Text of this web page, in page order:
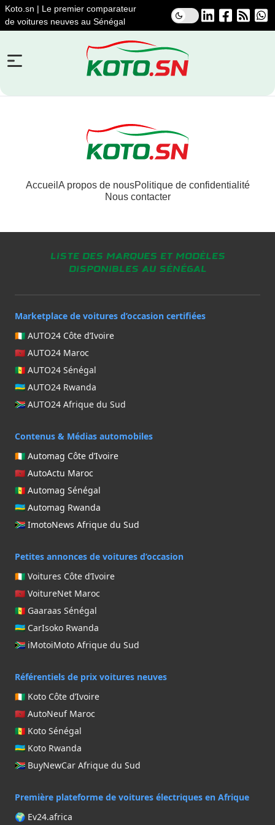
Koto.sn | Le premier comparateur
de voitures neuves au Sénégal
Accueil A propos de nousPolitique de confidentialité
Nous contacter
Liste des marques et modèles
disponibles au Sénégal
Marketplace de voitures d’occasion certifiées
🇨🇮 AUTO24 Côte d’Ivoire
🇲🇦 AUTO24 Maroc
🇸🇳 AUTO24 Sénégal
🇷🇼 AUTO24 Rwanda
🇿🇦 AUTO24 Afrique du Sud
Contenus & Médias automobiles
🇨🇮 Automag Côte d’Ivoire
🇲🇦 AutoActu Maroc
🇸🇳 Automag Sénégal
🇷🇼 Automag Rwanda
🇿🇦 ImotoNews Afrique du Sud
Petites annonces de voitures d’occasion
🇨🇮 Voitures Côte d’Ivoire
🇲🇦 VoitureNet Maroc
🇸🇳 Gaaraas Sénégal
🇷🇼 CarIsoko Rwanda
🇿🇦 iMotoiMoto Afrique du Sud
Référentiels de prix voitures neuves
🇨🇮 Koto Côte d’Ivoire
🇲🇦 AutoNeuf Maroc
🇸🇳 Koto Sénégal
🇷🇼 Koto Rwanda
🇿🇦 BuyNewCar Afrique du Sud
Première plateforme de voitures électriques en Afrique
🌍 Ev24.africa